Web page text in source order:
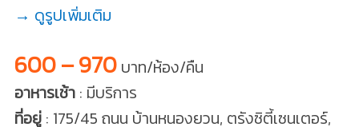
→ ดูรูปเพิ่มเติม
600 – 970บาท/ห้อง/คืน
อาหารเช้า: มีบริการ
ที่อยู่: 175​/45 ถนน บ้านหนองยวน, ตรังซิตี้เซนเตอร์,